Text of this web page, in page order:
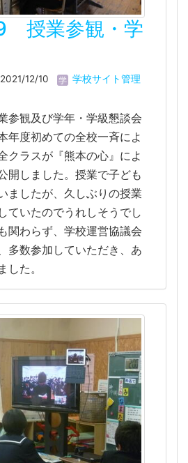
授業参観・学
12/10
学校サイト管理
参観及び学年・学級懇談会
年度初めての全校一斉によ
クラスが『熊本の心』によ
開しました。授業で子ども
ましたが、久しぶりの授業
ていたのでうれしそうでし
関わらず、学校運営協議会
多数参加していただき、あ
した。